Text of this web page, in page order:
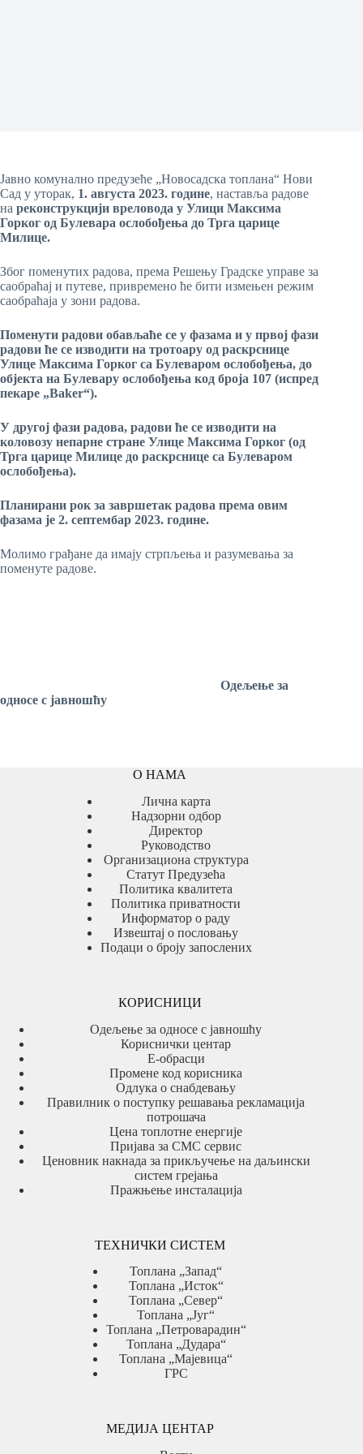
Јавно комунално предузеће „Новосадска топлана“ Нови
Сад у уторак, 1. августа 2023. године, наставља радове
на реконструкцији вреловода у Улици Максима
Горког од Булевара ослобођења до Трга царице
Милице.
Због поменутих радова, према Решењу Градске управе за
саобраћај и путеве, привремено ће бити измењен режим
саобраћаја у зони радова.
Поменути радови обављаће се у фазама и у првој фази
радови ће се изводити на тротоару од раскрснице
Улице Максима Горког са Булеваром ослобођења, до
објекта на Булевару ослобођења код броја 107 (испред
пекаре „Baker“).
У другој фази радова, радови ће се изводити на
коловозу непарне стране Улице Максима Горког (од
Трга царице Милице до раскрснице са Булеваром
ослобођења).
Планирани рок за завршетак радова према овим
фазама је 2. септембар 2023. године.
Молимо грађане да имају стрпљења и разумевања за
поменуте радове.
Одељење за
односе с јавношћу
О НАМА
Лична карта
Надзорни одбор
Директор
Руководство
Организациона структура
Статут Предузећа
Политика квалитета
Политика приватности
Информатор о раду
Извештај о пословању
Подаци о броју запослених
КОРИСНИЦИ
Одељење за односе с јавношћу
Кориснички центар
Е-обрасци
Промене код корисника
Одлука о снабдевању
Правилник о поступку решавања рекламација
потрошача
Цена топлотне енергије
Пријава за СМС сервис
Ценовник накнада за прикључење на даљински
систем грејања
Пражњење инсталација
ТЕХНИЧКИ СИСТЕМ
Топлана „Запад“
Топлана „Исток“
Топлана „Север“
Топлана „Југ“
Топлана „Петроварадин“
Топлана „Дудара“
Топлана „Мајевица“
ГРС
МЕДИЈА ЦЕНТАР